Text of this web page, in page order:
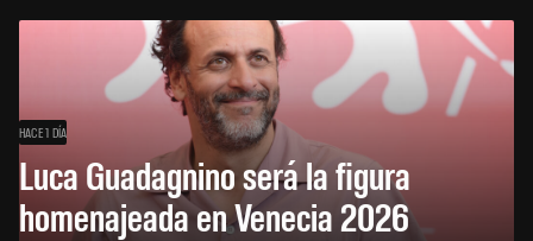
HACE 1 DÍA
Luca Guadagnino será la figura
homenajeada en Venecia 2026